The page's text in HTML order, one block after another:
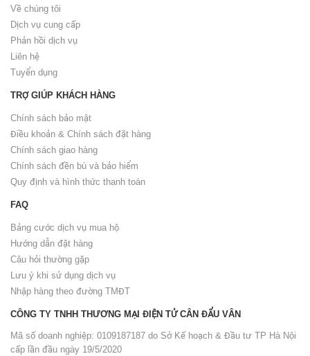
Về chúng tôi
Dịch vụ cung cấp
Phản hồi dịch vụ
Liên hệ
Tuyển dụng
TRỢ GIÚP KHÁCH HÀNG
Chính sách bảo mật
Điều khoản & Chính sách đặt hàng
Chính sách giao hàng
Chính sách đền bù và bảo hiểm
Quy định và hình thức thanh toán
FAQ
Bảng cước dịch vụ mua hộ
Hướng dẫn đặt hàng
Câu hỏi thường gặp
Lưu ý khi sử dụng dịch vụ
Nhập hàng theo đường TMĐT
CÔNG TY TNHH THƯƠNG MẠI ĐIỆN TỬ CÂN ĐẨU VÂN
Mã số doanh nghiệp: 0109187187 do Sở Kế hoạch & Đầu tư TP Hà Nội
cấp lần đầu ngày 19/5/2020